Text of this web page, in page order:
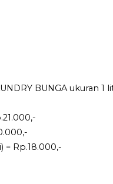
BUNGA ukuran 1
= Rp.18.000,-